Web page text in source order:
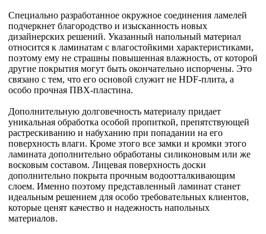
Специально разработанное окружное соединения ламелей
подчеркнет благородство и изысканность новых
дизайнерских решений. Указанный напольный материал
относится к ламинатам с влагостойкими характеристиками,
поэтому ему не страшны повышенная влажность, от которой
другие покрытия могут быть окончательно испорчены. Это
связано с тем, что его основой служит не HDF-плита, а
особо прочная ПВХ-пластина.
Дополнительную долговечность материалу придает
уникальная обработка особой пропиткой, препятствующей
растрескиванию и набуханию при попадании на его
поверхность влаги. Кроме этого все замки и кромки этого
ламината дополнительно обработаны силиконовым или же
восковым составом. Лицевая поверхность доски
дополнительно покрыта прочным водоотталкивающим
слоем. Именно поэтому представленный ламинат станет
идеальным решением для особо требовательных клиентов,
которые ценят качество и надежность напольных
материалов.